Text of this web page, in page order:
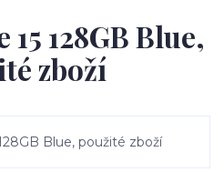
128GB Blue,
zboží